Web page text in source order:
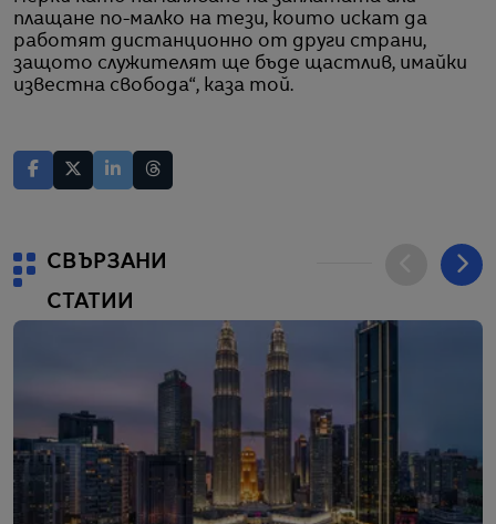
плащане по-малко на тези, които искат да
работят дистанционно от други страни,
защото служителят ще бъде щастлив, имайки
известна свобода“, каза той.
СВЪРЗАНИ
СТАТИИ